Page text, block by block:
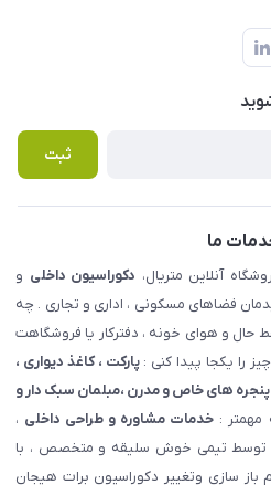
ثبت
ما
آنلاین متریال، دکوراسیون داخلی و
فضاهای مسکونی ، اداری و تجاری . چه
حال و هوای خونه ، دفترکار یا فروشگاهت
را یکجا پیدا کنی :پارکت ، کاغذ دیواری ،
های خاص و مدرن ،مبلمان سبک دار و
مهمتر : خدمات مشاوره و طراحی داخلی ،
توسط تیمی خوش سلیقه و متخصص ، با
سازی وتغییر دکوراسیون برات هیجان